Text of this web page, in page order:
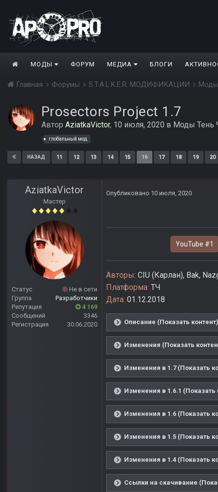
МОДЫ ФОРУМ МЕДИА БЛОГИ
Главная Форумы S.T.A.L.K.E.R. МОДИФИКАЦИИ
Prosectors Project 1.7
Автор AziatkaVictor, 10 июля, 2020 в Моды Тень
глобальный мод
НАЗАД 11 12 13 14 15 16 17 18 19 20
AziatkaVictor
Мастер
Статус
Не в сети
Группа
Разработчики
Репутация
4 169
Сообщений
3346
Регистрация
30.06.2020
Опубликовано 10 июля, 2020
YouTube #1
Авторы: CIU (Карлан), Bak,
Платформа: ТЧ
Дата: 01.12.2018
Описание (Показать контент)
Изменения (Показать
Изменения в 1.7 (Показать
Изменения в 1.6.1 (Показать
Изменения в 1.6 (Показать
Изменения в 1.5 (Показать
Изменения в 1.4 (Показать
Ссылки на скачивание